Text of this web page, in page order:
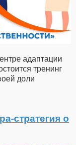
адаптации
тренинг
доли
стратегия о